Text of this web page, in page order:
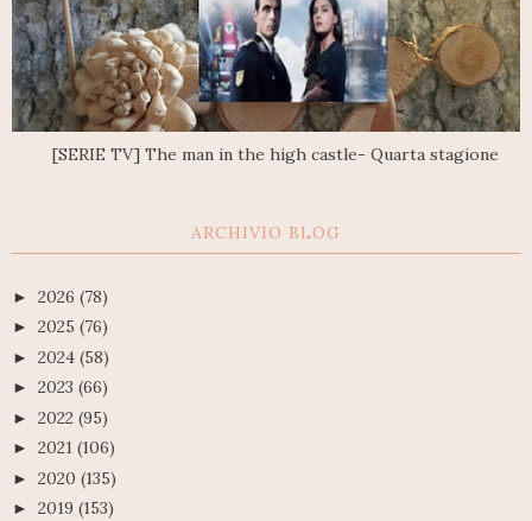
[SERIE TV] The man in the high castle- Quarta stagione
ARCHIVIO BLOG
► 2026 (78)
► 2025 (76)
► 2024 (58)
► 2023 (66)
► 2022 (95)
► 2021 (106)
► 2020 (135)
► 2019 (153)